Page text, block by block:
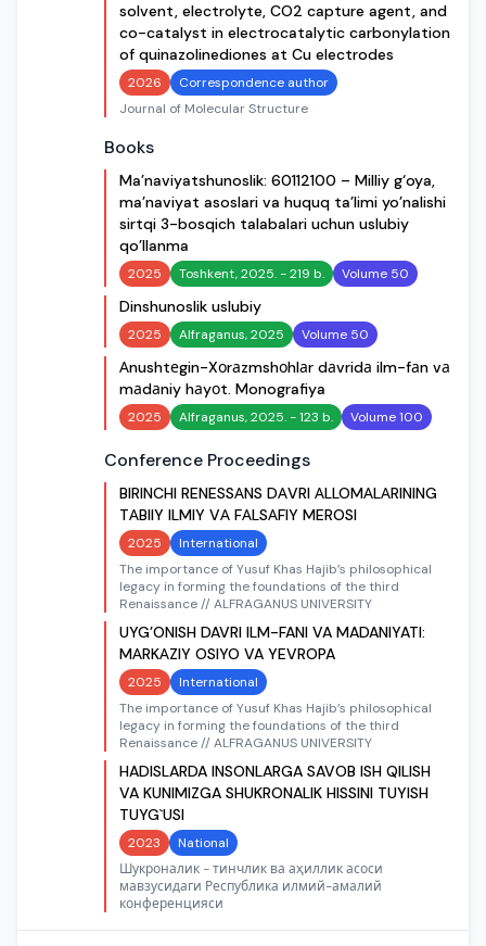
solvent, electrolyte, CO2 capture agent, and
co-catalyst in electrocatalytic carbonylation
of quinazolinediones at Cu electrodes
2026
Correspondence author
Journal of Molecular Structure
Books
Ma’naviyatshunoslik: 60112100 – Milliy g‘oya,
ma’naviyat asoslari va huquq ta’limi yo’nalishi
sirtqi 3-bosqich talabalari uchun uslubiy
qo’llanma
2025 Toshkent, 2025. - 219 b. Volume 50
Dinshunoslik uslubiy
2025 Alfraganus, 2025 Volume 50
Аnushtеgin-Xоrаzmshоhlаr dаvridа ilm-fаn vа
mаdаniy hаyоt. Monografiya
2025 Alfraganus, 2025. - 123 b. Volume 100
Conference Proceedings
BIRINCHI RENESSАNS DАVRI АLLOMАLАRINING
TАBIIY ILMIY VА FАLSАFIY MEROSI
2025
International
The importance of Yusuf Khas Hajib’s philosophical
legacy in forming the foundations of the third
Renaissance // ALFRAGANUS UNIVERSITY
UYG’ONISH DAVRI ILM-FANI VA MADANIYATI:
MАRKАZIY OSIYO VA YEVROPA
2025
International
The importance of Yusuf Khas Hajib’s philosophical
legacy in forming the foundations of the third
Renaissance // ALFRAGANUS UNIVERSITY
HADISLARDA INSONLARGA SAVOB ISH QILISH
VA KUNIMIZGA SHUKRONALIK HISSINI TUYISH
TUYG`USI
2023
National
Шукроналик - тинчлик ва аҳиллик асоси
мавзусидаги Республика илмий-амалий
конференцияси